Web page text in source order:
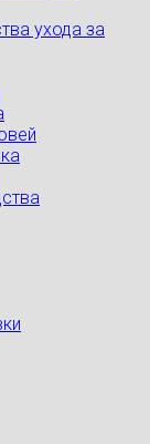
ухода за